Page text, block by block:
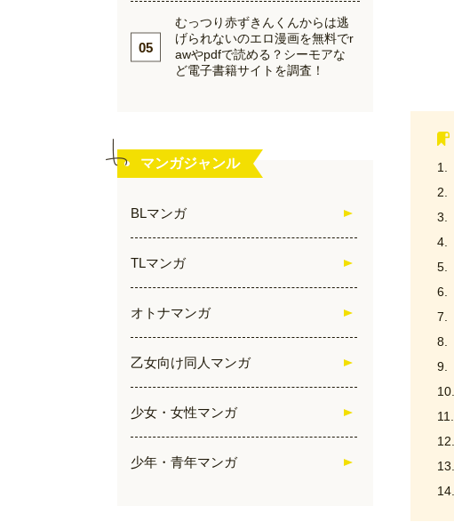
むっつり赤ずきんくんからは逃
げられないのエロ漫画を無料でr
awやpdfで読める？シーモアな
ど電子書籍サイトを調査！
マンガジャンル
BLマンガ
TLマンガ
オトナマンガ
乙女向け同人マンガ
少女・女性マンガ
少年・青年マンガ